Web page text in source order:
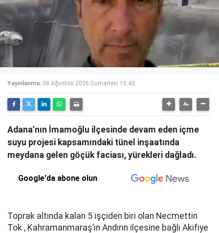
Yayınlanma: 08 Ağustos 2026 Cumartesi 15:43
Adana’nın İmamoğlu ilçesinde devam eden içme
suyu projesi kapsamındaki tünel inşaatında
meydana gelen göçük faciası, yürekleri dağladı.
Google'da abone olun
Toprak altında kalan 5 işçiden biri olan Necmettin
Tok , Kahramanmaraş’ın Andırın ilçesine bağlı Akifiye